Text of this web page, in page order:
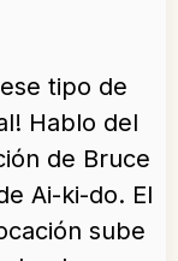
tipo de
Hablo del
de Bruce
Ai-ki-do. El
sube